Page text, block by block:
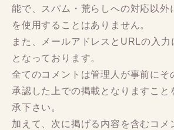
能で、スパム・荒らしへの対応以外
を使用することはありません。
また、メールアドレスとURLの入
となっております。
全てのコメントは管理人が事前にそ
承認した上での掲載となりますこと
承下さい。
加えて、次に掲げる内容を含むコメ